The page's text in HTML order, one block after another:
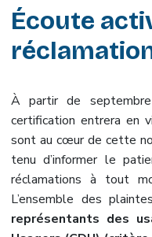
Écoute
À partir de
certification entrera en
sont au cœur de cette
tenu d’informer le
réclamations à tout
L’ensemble des
représentants des